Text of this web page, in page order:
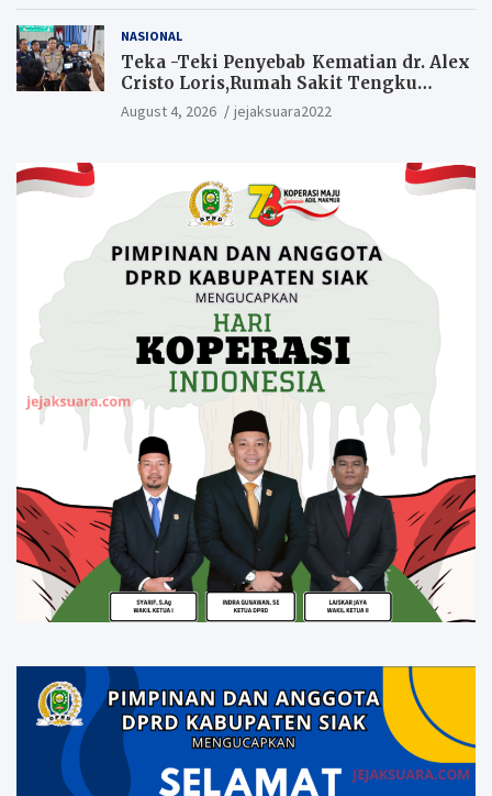
NASIONAL
Teka -Teki Penyebab Kematian dr. Alex
Cristo Loris,Rumah Sakit Tengku
Rafian Siak Terjawab Sudah Hasil
Penyelidikan Menyatakan Korban
pinjaman online
August 4, 2026 jejaksuara2022